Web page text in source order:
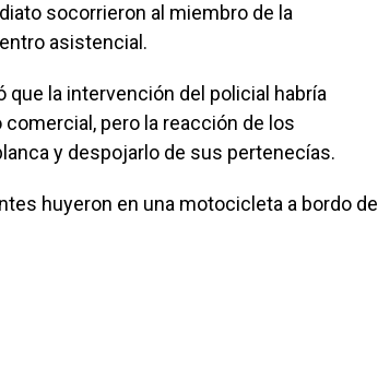
socorrieron al miembro de la
asistencial.
la intervención del policial habría
pero la reacción de los
y despojarlo de sus pertenecías.
huyeron en una motocicleta a bordo de